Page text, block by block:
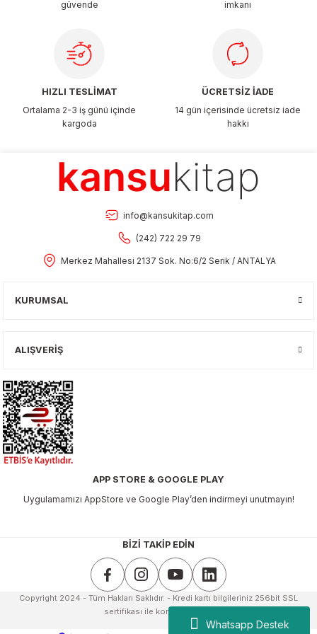
Whatsapp Destek
güvende
imkanı
HIZLI TESLİMAT
Ortalama 2-3 iş günü içinde
kargoda
ÜCRETSİZ İADE
14 gün içerisinde ücretsiz iade
hakkı
info@kansukitap.com
(242) 722 29 79
Merkez Mahallesi 2137 Sok. No:6/2 Serik / ANTALYA
KURUMSAL
ALIŞVERİŞ
APP STORE & GOOGLE PLAY
Uygulamamızı AppStore ve Google Play’den indirmeyi unutmayın!
BİZİ TAKİP EDİN
Copyright 2024 - Tüm Hakları Saklıdır. - Kredi kartı bilgileriniz 256bit SSL
sertifikası ile korunmaktadır.